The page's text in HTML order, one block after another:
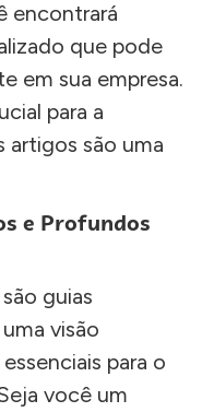
encontrará
que pode
em sua empresa.
para a
artigos são uma
e Profundos
guias
visão
para o
você um